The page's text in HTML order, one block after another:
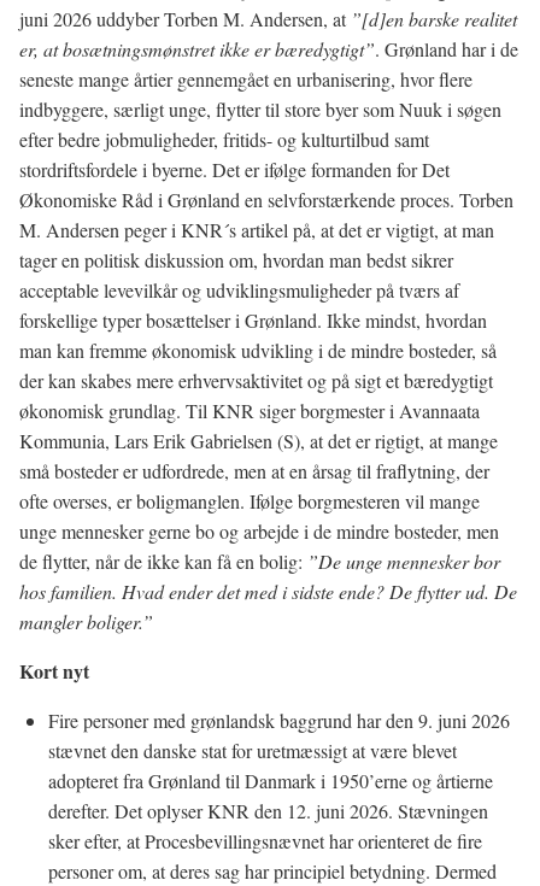
juni 2026 uddyber Torben M. Andersen, at ”[d]en barske realitet
er, at bosætningsmønstret ikke er bæredygtigt”. Grønland har i de
seneste mange årtier gennemgået en urbanisering, hvor flere
indbyggere, særligt unge, flytter til store byer som Nuuk i søgen
efter bedre jobmuligheder, fritids- og kulturtilbud samt
stordriftsfordele i byerne. Det er ifølge formanden for Det
Økonomiske Råd i Grønland en selvforstærkende proces. Torben
M. Andersen peger i KNR´s artikel på, at det er vigtigt, at man
tager en politisk diskussion om, hvordan man bedst sikrer
acceptable levevilkår og udviklingsmuligheder på tværs af
forskellige typer bosættelser i Grønland. Ikke mindst, hvordan
man kan fremme økonomisk udvikling i de mindre bosteder, så
der kan skabes mere erhvervsaktivitet og på sigt et bæredygtigt
økonomisk grundlag. Til KNR siger borgmester i Avannaata
Kommunia, Lars Erik Gabrielsen (S), at det er rigtigt, at mange
små bosteder er udfordrede, men at en årsag til fraflytning, der
ofte overses, er boligmanglen. Ifølge borgmesteren vil mange
unge mennesker gerne bo og arbejde i de mindre bosteder, men
de flytter, når de ikke kan få en bolig: ”De unge mennesker bor
hos familien. Hvad ender det med i sidste ende? De flytter ud. De
mangler boliger.”
Kort nyt
Fire personer med grønlandsk baggrund har den 9. juni 2026
stævnet den danske stat for uretmæssigt at være blevet
adopteret fra Grønland til Danmark i 1950’erne og årtierne
derefter. Det oplyser KNR den 12. juni 2026. Stævningen
sker efter, at Procesbevillingsnævnet har orienteret de fire
personer om, at deres sag har principiel betydning. Dermed